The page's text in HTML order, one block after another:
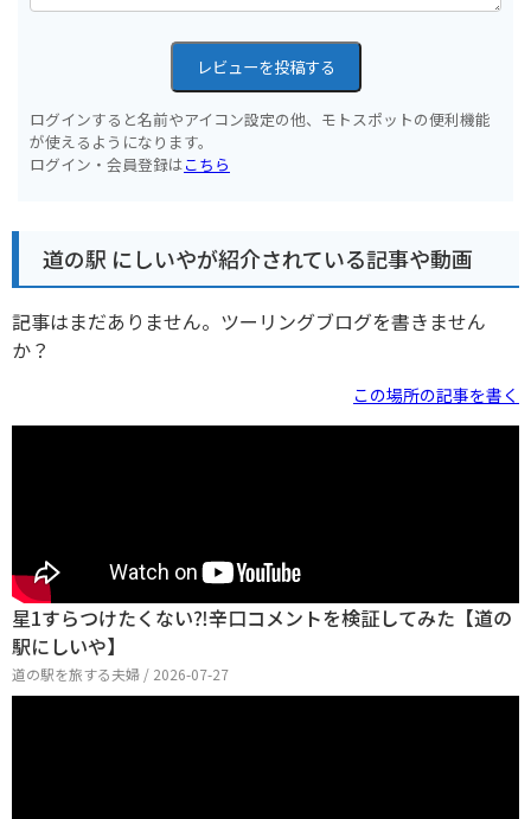
レビューを投稿する
ログインすると名前やアイコン設定の他、モトスポットの便利機能
が使えるようになります。
ログイン・会員登録はこちら
道の駅 にしいやが紹介されている記事や動画
記事はまだありません。ツーリングブログを書きません
か？
この場所の記事を書く
星1すらつけたくない⁈辛口コメントを検証してみた【道の
駅にしいや】
道の駅を旅する夫婦 / 2026-07-27